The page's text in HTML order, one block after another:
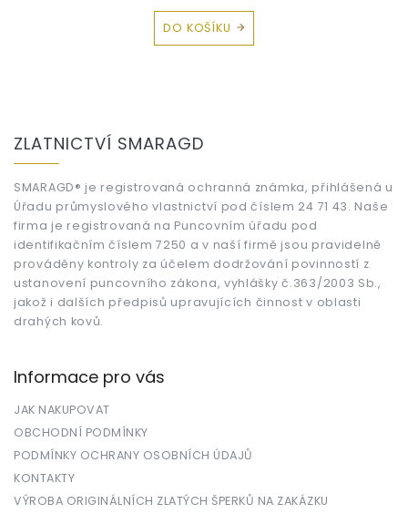
DO KOŠÍKU
ZLATNICTVÍ SMARAGD
SMARAGD® je registrovaná ochranná známka, přihlášená u
Úřadu průmyslového vlastnictví pod číslem 24 71 43. Naše
firma je registrovaná na Puncovním úřadu pod
identifikačním číslem 7250 a v naší firmě jsou pravidelně
prováděny kontroly za účelem dodržování povinností z
ustanovení puncovního zákona, vyhlášky č.363/2003 Sb.,
jakož i dalších předpisů upravujících činnost v oblasti
drahých kovů.
Informace pro vás
JAK NAKUPOVAT
OBCHODNÍ PODMÍNKY
PODMÍNKY OCHRANY OSOBNÍCH ÚDAJŮ
KONTAKTY
VÝROBA ORIGINÁLNÍCH ZLATÝCH ŠPERKŮ NA ZAKÁZKU